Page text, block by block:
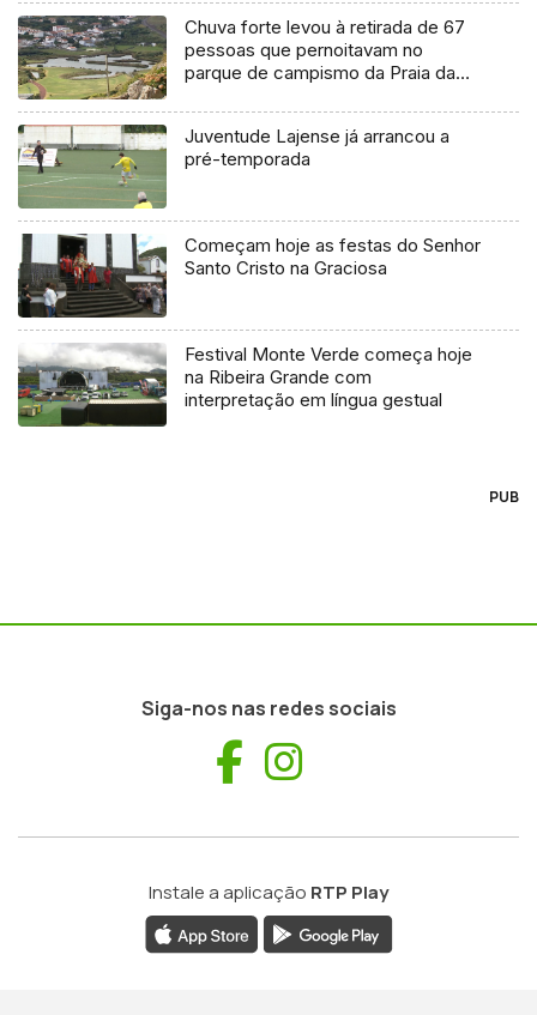
Chuva forte levou à retirada de 67
pessoas que pernoitavam no
parque de campismo da Praia da
Juventude Lajense já arrancou a
pré-temporada
Começam hoje as festas do Senhor
Santo Cristo na Graciosa
Festival Monte Verde começa hoje
na Ribeira Grande com
interpretação em língua gestual
PUB
Siga-nos nas redes sociais
Facebook
Instale a aplicação RTP Play